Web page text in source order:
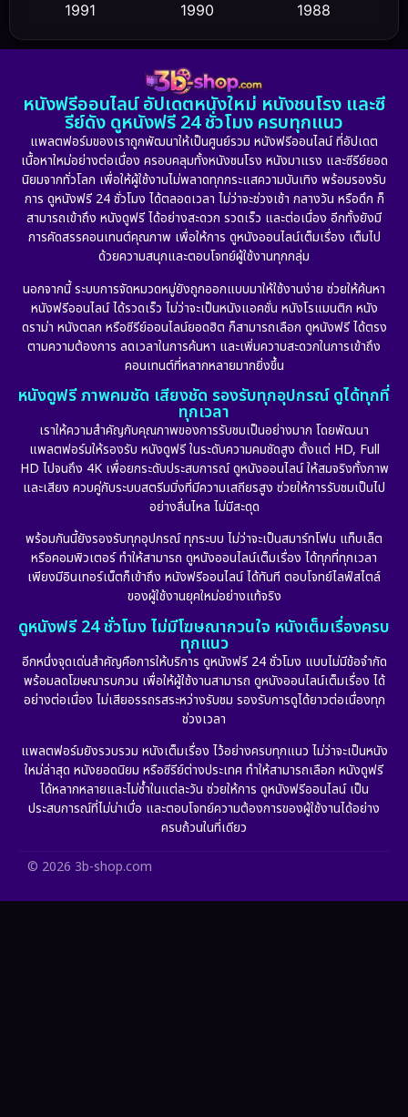
Dance เต้น
Detective สืบสวน (5)
Detective สืบสวน (56)
Disaster (10)
Disney+ (21)
Drama ดราม่า (882)
Dystopian (17)
Emotional (101)
Epic มหากาพย์ (17)
Erotic (10)
Fantasy จินตนาการ (253)
Film
Gothic (6)
HBO GO (10)
HBO Max (2)
Healing
Heist (7)
1991
1990
1988
1986
1985
1983
1981
1974
1971 1962
หนังฟรีออนไลน์ อัปเดตหนังใหม่ หนังชนโรง และซี
รีย์ดัง ดูหนังฟรี 24 ชั่วโมง ครบทุกแนว
แพลตฟอร์มของเราถูกพัฒนาให้เป็นศูนย์รวม หนังฟรีออนไลน์ ที่อัปเดต
เนื้อหาใหม่อย่างต่อเนื่อง ครอบคลุมทั้งหนังชนโรง หนังมาแรง และซีรีย์ยอด
นิยมจากทั่วโลก เพื่อให้ผู้ใช้งานไม่พลาดทุกกระแสความบันเทิง พร้อมรองรับ
การ ดูหนังฟรี 24 ชั่วโมง ได้ตลอดเวลา ไม่ว่าจะช่วงเช้า กลางวัน หรือดึก ก็
สามารถเข้าถึง หนังดูฟรี ได้อย่างสะดวก รวดเร็ว และต่อเนื่อง อีกทั้งยังมี
การคัดสรรคอนเทนต์คุณภาพ เพื่อให้การ ดูหนังออนไลน์เต็มเรื่อง เต็มไป
ด้วยความสนุกและตอบโจทย์ผู้ใช้งานทุกกลุ่ม
นอกจากนี้ ระบบการจัดหมวดหมู่ยังถูกออกแบบมาให้ใช้งานง่าย ช่วยให้ค้นหา
หนังฟรีออนไลน์ ได้รวดเร็ว ไม่ว่าจะเป็นหนังแอคชั่น หนังโรแมนติก หนัง
ดราม่า หนังตลก หรือซีรีย์ออนไลน์ยอดฮิต ก็สามารถเลือก ดูหนังฟรี ได้ตรง
ตามความต้องการ ลดเวลาในการค้นหา และเพิ่มความสะดวกในการเข้าถึง
คอนเทนต์ที่หลากหลายมากยิ่งขึ้น
หนังดูฟรี ภาพคมชัด เสียงชัด รองรับทุกอุปกรณ์ ดูได้ทุกที่
ทุกเวลา
เราให้ความสำคัญกับคุณภาพของการรับชมเป็นอย่างมาก โดยพัฒนา
แพลตฟอร์มให้รองรับ หนังดูฟรี ในระดับความคมชัดสูง ตั้งแต่ HD, Full
HD ไปจนถึง 4K เพื่อยกระดับประสบการณ์ ดูหนังออนไลน์ ให้สมจริงทั้งภาพ
และเสียง ควบคู่กับระบบสตรีมมิ่งที่มีความเสถียรสูง ช่วยให้การรับชมเป็นไป
อย่างลื่นไหล ไม่มีสะดุด
พร้อมกันนี้ยังรองรับทุกอุปกรณ์ ทุกระบบ ไม่ว่าจะเป็นสมาร์ทโฟน แท็บเล็ต
หรือคอมพิวเตอร์ ทำให้สามารถ ดูหนังออนไลน์เต็มเรื่อง ได้ทุกที่ทุกเวลา
เพียงมีอินเทอร์เน็ตก็เข้าถึง หนังฟรีออนไลน์ ได้ทันที ตอบโจทย์ไลฟ์สไตล์
ของผู้ใช้งานยุคใหม่อย่างแท้จริง
ดูหนังฟรี 24 ชั่วโมง ไม่มีโฆษณากวนใจ หนังเต็มเรื่องครบ
ทุกแนว
อีกหนึ่งจุดเด่นสำคัญคือการให้บริการ ดูหนังฟรี 24 ชั่วโมง แบบไม่มีข้อจำกัด
พร้อมลดโฆษณารบกวน เพื่อให้ผู้ใช้งานสามารถ ดูหนังออนไลน์เต็มเรื่อง ได้
อย่างต่อเนื่อง ไม่เสียอรรถรสระหว่างรับชม รองรับการดูได้ยาวต่อเนื่องทุก
ช่วงเวลา
แพลตฟอร์มยังรวบรวม หนังเต็มเรื่อง ไว้อย่างครบทุกแนว ไม่ว่าจะเป็นหนัง
ใหม่ล่าสุด หนังยอดนิยม หรือซีรีย์ต่างประเทศ ทำให้สามารถเลือก หนังดูฟรี
ได้หลากหลายและไม่ซ้ำในแต่ละวัน ช่วยให้การ ดูหนังฟรีออนไลน์ เป็น
ประสบการณ์ที่ไม่น่าเบื่อ และตอบโจทย์ความต้องการของผู้ใช้งานได้อย่าง
ครบถ้วนในที่เดียว
© 2026 3b-shop.com